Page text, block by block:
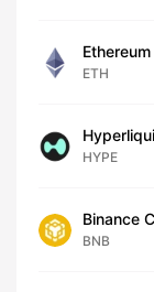
Ethereum
ETH
HYPE
Binance
BNB